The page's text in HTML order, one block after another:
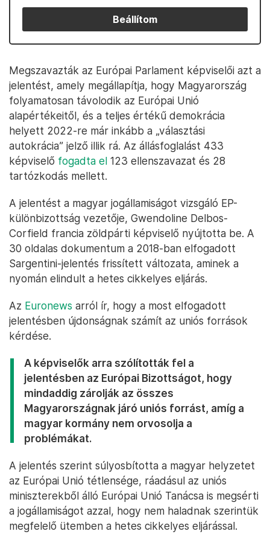
Beállítom
Megszavazták az Európai Parlament képviselői azt a
jelentést, amely megállapítja, hogy Magyarország
folyamatosan távolodik az Európai Unió
alapértékeitől, és a teljes értékű demokrácia
helyett 2022-re már inkább a „választási
autokrácia” jelző illik rá. Az állásfoglalást 433
képviselő fogadta el 123 ellenszavazat és 28
tartózkodás mellett.
A jelentést a magyar jogállamiságot vizsgáló EP-
különbizottság vezetője, Gwendoline Delbos-
Corfield francia zöldpárti képviselő nyújtotta be. A
30 oldalas dokumentum a 2018-ban elfogadott
Sargentini-jelentés frissített változata, aminek a
nyomán elindult a hetes cikkelyes eljárás.
Az Euronews arról ír, hogy a most elfogadott
jelentésben újdonságnak számít az uniós források
kérdése.
A képviselők arra szólították fel a
jelentésben az Európai Bizottságot, hogy
mindaddig zárolják az összes
Magyarországnak járó uniós forrást, amíg a
magyar kormány nem orvosolja a
problémákat.
A jelentés szerint súlyosbította a magyar helyzetet
az Európai Unió tétlensége, ráadásul az uniós
miniszterekből álló Európai Unió Tanácsa is megsérti
a jogállamiságot azzal, hogy nem haladnak szerintük
megfelelő ütemben a hetes cikkelyes eljárással.